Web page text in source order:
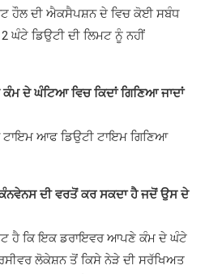
ਹੌਲ ਦੀ ਐਕਸੈਪਸ਼ਨ ਦੇ ਵਿਚ ਕੋਈ ਸਬੰਧ
ਘੰਟੇ ਡਿਉਟੀ ਦੀ ਲਿਮਟ ਨੂੰ ਨਹੀਂ
ਦੇ ਘੰਟਿਆ ਵਿਚ ਕਿਦਾਂ ਗਿਣਿਆ ਜਾਦਾਂ
ਆਫ ਡਿਉਟੀ ਟਾਇਮ ਗਿਣਿਆ
ਦੀ ਵਰਤੋਂ ਕਰ ਸਕਦਾ ਹੈ ਜਦੋਂ ਉਸ ਦੇ
ਹੈ ਕਿ ਇਕ ਡਰਾਇਵਰ ਆਪਣੇ ਕੰਮ ਦੇ ਘੰਟੇ
ਲੋਕੇਸ਼ਨ ਤੋਂ ਕਿਸੇ ਨੇੜੇ ਦੀ ਸਰੱਖਿਅਤ